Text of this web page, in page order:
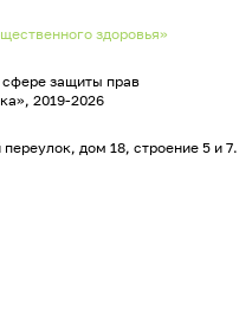
здоровья»
защиты прав
2019-2026
дом 18, строение 5 и 7.